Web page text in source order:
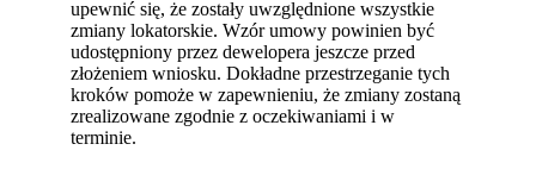
upewnić się, że zostały uwzględnione wszystkie
zmiany lokatorskie. Wzór umowy powinien być
udostępniony przez dewelopera jeszcze przed
złożeniem wniosku. Dokładne przestrzeganie tych
kroków pomoże w zapewnieniu, że zmiany zostaną
zrealizowane zgodnie z oczekiwaniami i w
terminie.